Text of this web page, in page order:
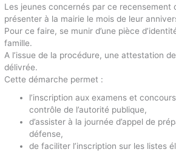
Les jeunes concernés par ce recensement
présenter à la mairie le mois de leur
Pour ce faire, se munir d’une pièce
famille.
A l’issue de la procédure, une attestation
délivrée.
Cette démarche permet :
l’inscription aux examens et
contrôle de l’autorité publique,
d’assister à la journée d’appel de
défense,
de faciliter l’inscription sur les listes